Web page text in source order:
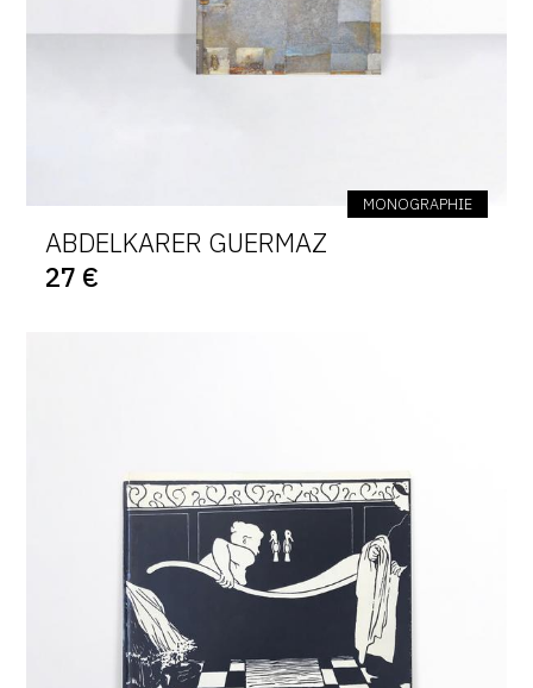
MONOGRAPHIE
ABDELKARER GUERMAZ
27 €